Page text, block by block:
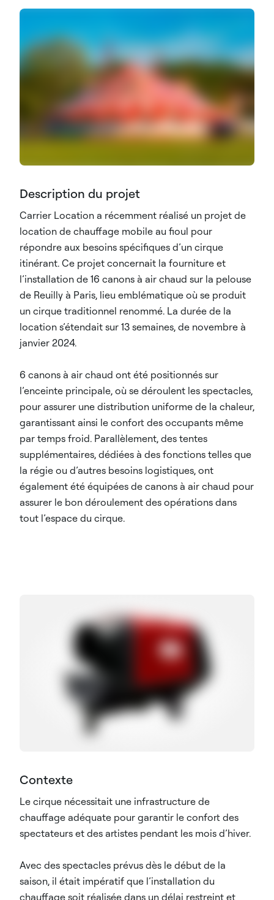
Description du projet
Carrier Location a récemment réalisé un projet de
location de chauffage mobile au fioul pour
répondre aux besoins spécifiques d’un cirque
itinérant. Ce projet concernait la fourniture et
l’installation de 16 canons à air chaud sur la pelouse
de Reuilly à Paris, lieu emblématique où se produit
un cirque traditionnel renommé. La durée de la
location s’étendait sur 13 semaines, de novembre à
janvier 2024.
6 canons à air chaud ont été positionnés sur
l’enceinte principale, où se déroulent les spectacles,
pour assurer une distribution uniforme de la chaleur,
garantissant ainsi le confort des occupants même
par temps froid. Parallèlement, des tentes
supplémentaires, dédiées à des fonctions telles que
la régie ou d’autres besoins logistiques, ont
également été équipées de canons à air chaud pour
assurer le bon déroulement des opérations dans
tout l’espace du cirque.
Contexte
​Le cirque nécessitait une infrastructure de
chauffage adéquate pour garantir le confort des
spectateurs et des artistes pendant les mois d’hiver.
Avec des spectacles prévus dès le début de la
saison, il était impératif que l’installation du
chauffage soit réalisée dans un délai restreint et